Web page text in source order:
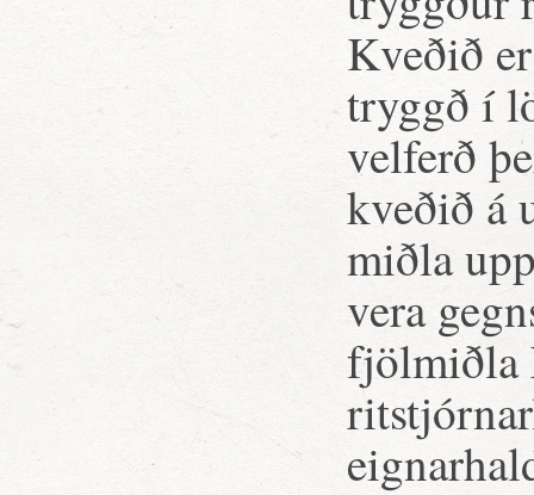
Kveðið
tryggð í
velferð
kveðið á
miðla
vera
fjölmiðla